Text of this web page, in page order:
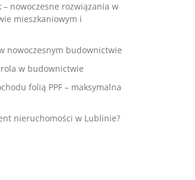
– nowoczesne rozwiązania w
mieszkaniowym i
nowoczesnym budownictwie
w budownictwie
folią PPF – maksymalna
nieruchomości w Lublinie?